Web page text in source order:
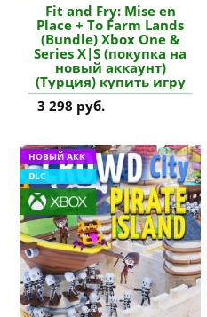
Fit and Fry: Mise en
Place + To Farm Lands
(Bundle) Xbox One &
Series X|S (покупка на
новый аккаунт)
(Турция) купить игру
3 298 руб.
НОВЫЙ АКК
DLC